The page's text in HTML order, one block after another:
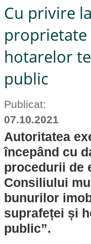
Cu privire
proprietate
hotarelor
public
Publicat:
07.10.2021
Autoritatea
începând cu
procedurii de
Consiliului
bunurilor
suprafeței și
public”.